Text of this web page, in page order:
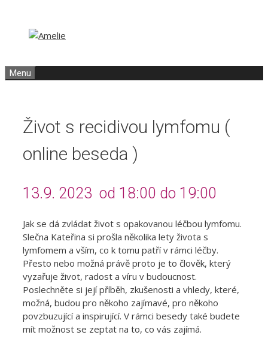
obsah
obsah
Menu
Život s recidivou lymfomu (
online beseda )
13.9. 2023 od 18:00 do 19:00
Jak se dá zvládat život s opakovanou léčbou lymfomu.
Slečna Kateřina si prošla několika lety života s
lymfomem a vším, co k tomu patří v rámci léčby.
Přesto nebo možná právě proto je to člověk, který
vyzařuje život, radost a víru v budoucnost.
Poslechněte si její příběh, zkušenosti a vhledy, které,
možná, budou pro někoho zajímavé, pro někoho
povzbuzující a inspirující. V rámci besedy také budete
mít možnost se zeptat na to, co vás zajímá.